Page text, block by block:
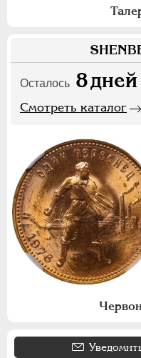
Осталось 8дней
Смотреть каталог